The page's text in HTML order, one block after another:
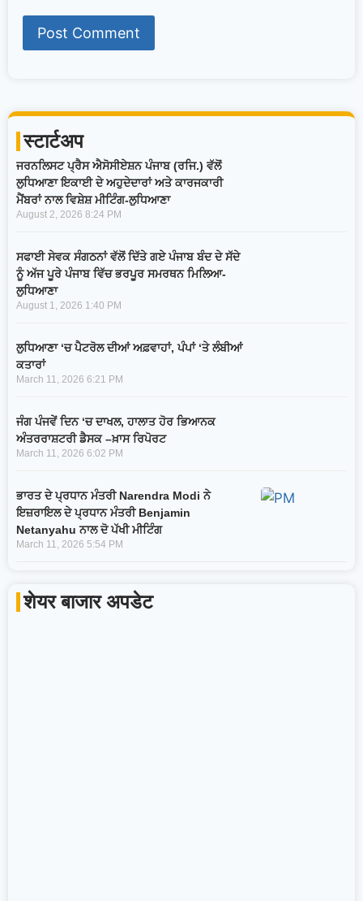
स्टार्टअप
ਜਰਨਲਿਸਟ ਪ੍ਰੈਸ ਐਸੋਸੀਏਸ਼ਨ ਪੰਜਾਬ (ਰਜਿ.) ਵੱਲੋਂ
ਲੁਧਿਆਣਾ ਇਕਾਈ ਦੇ ਅਹੁਦੇਦਾਰਾਂ ਅਤੇ ਕਾਰਜਕਾਰੀ
ਮੈਂਬਰਾਂ ਨਾਲ ਵਿਸ਼ੇਸ਼ ਮੀਟਿੰਗ-ਲੁਧਿਆਣਾ
August 2, 2026 8:24 PM
ਸਫਾਈ ਸੇਵਕ ਸੰਗਠਨਾਂ ਵੱਲੋਂ ਦਿੱਤੇ ਗਏ ਪੰਜਾਬ ਬੰਦ ਦੇ ਸੱਦੇ
ਨੂੰ ਅੱਜ ਪੂਰੇ ਪੰਜਾਬ ਵਿੱਚ ਭਰਪੂਰ ਸਮਰਥਨ ਮਿਲਿਆ-
ਲੁਧਿਆਣਾ
August 1, 2026 1:40 PM
ਲੁਧਿਆਣਾ ‘ਚ ਪੈਟਰੋਲ ਦੀਆਂ ਅਫ਼ਵਾਹਾਂ, ਪੰਪਾਂ ‘ਤੇ ਲੰਬੀਆਂ
ਕਤਾਰਾਂ
March 11, 2026 6:21 PM
ਜੰਗ ਪੰਜਵੇਂ ਦਿਨ ‘ਚ ਦਾਖਲ, ਹਾਲਾਤ ਹੋਰ ਭਿਆਨਕ
ਅੰਤਰਰਾਸ਼ਟਰੀ ਡੈਸਕ –ਖ਼ਾਸ ਰਿਪੋਰਟ
March 11, 2026 6:02 PM
ਭਾਰਤ ਦੇ ਪ੍ਰਧਾਨ ਮੰਤਰੀ Narendra Modi ਨੇ
ਇਜ਼ਰਾਇਲ ਦੇ ਪ੍ਰਧਾਨ ਮੰਤਰੀ Benjamin
Netanyahu ਨਾਲ ਦੋ ਪੱਖੀ ਮੀਟਿੰਗ
March 11, 2026 5:54 PM
शेयर बाजार अपडेट